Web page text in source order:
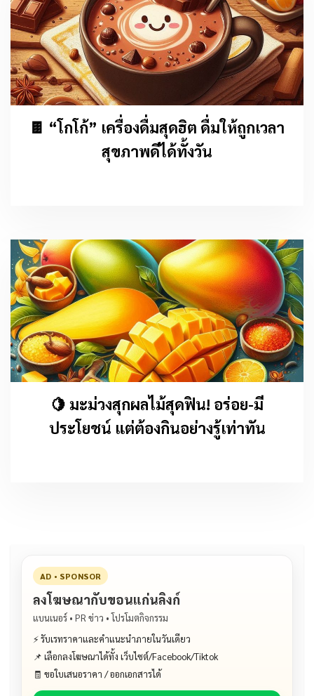
🍫 “โกโก้” เครื่องดื่มสุดฮิต ดื่มให้ถูกเวลา
สุขภาพดีได้ทั้งวัน
🍋 มะม่วงสุกผลไม้สุดฟิน! อร่อย-มี
ประโยชน์ แต่ต้องกินอย่างรู้เท่าทัน
AD • SPONSOR
ลงโฆษณากับขอนแก่นลิงก์
แบนเนอร์ • PR ข่าว • โปรโมตกิจกรรม
⚡ รับเรทราคาและคำแนะนำภายในวันเดียว
📌 เลือกลงโฆษณาได้ทั้ง เว็บไซต์/Facebook/Tiktok
🧾 ขอใบเสนอราคา / ออกเอกสารได้